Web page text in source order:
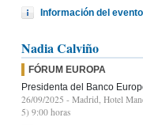
Información del evento
Nadia Calviño
FÓRUM EUROPA
Presidenta del Banco
26/09/2025 - Madrid, Hotel
5) 9:00 horas